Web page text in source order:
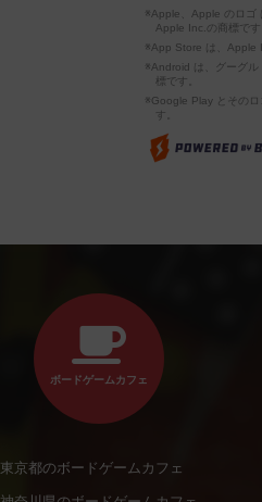
※Apple、Apple のロゴ
Apple Inc.の商標です
※App Store は、Apple
※Android は、グーグル
標です。
※Google Play とその
す。
ボードゲームカフェ
東京都のボードゲームカフェ